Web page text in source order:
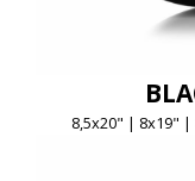
8,5x20" | 8x19"